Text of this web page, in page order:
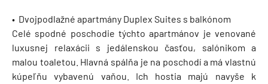
• Dvojpodlažné apartmány Duplex Suites s balkónom
Celé spodné poschodie týchto apartmánov je venované
luxusnej relaxácii s jedálenskou časťou, salónikom a
malou toaletou. Hlavná spálňa je na poschodí a má vlastnú
kúpeľňu vybavenú vaňou. Ich hostia majú navyše k